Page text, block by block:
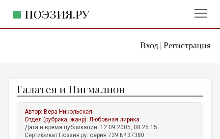
Вход| Регистрация
ПОЭЗИЯ.РУ
ЖАНРЫ
АВТОРЫ
КОММЕНТАРИИ
Галатея и Пигмалион
Автор: Вера Никольская
Отдел (рубрика, жанр):Любовная лирика
Дата и время публикации: 12.09.2005, 08:25:15
Сертификат Поэзия.ру: серия 729 № 37380